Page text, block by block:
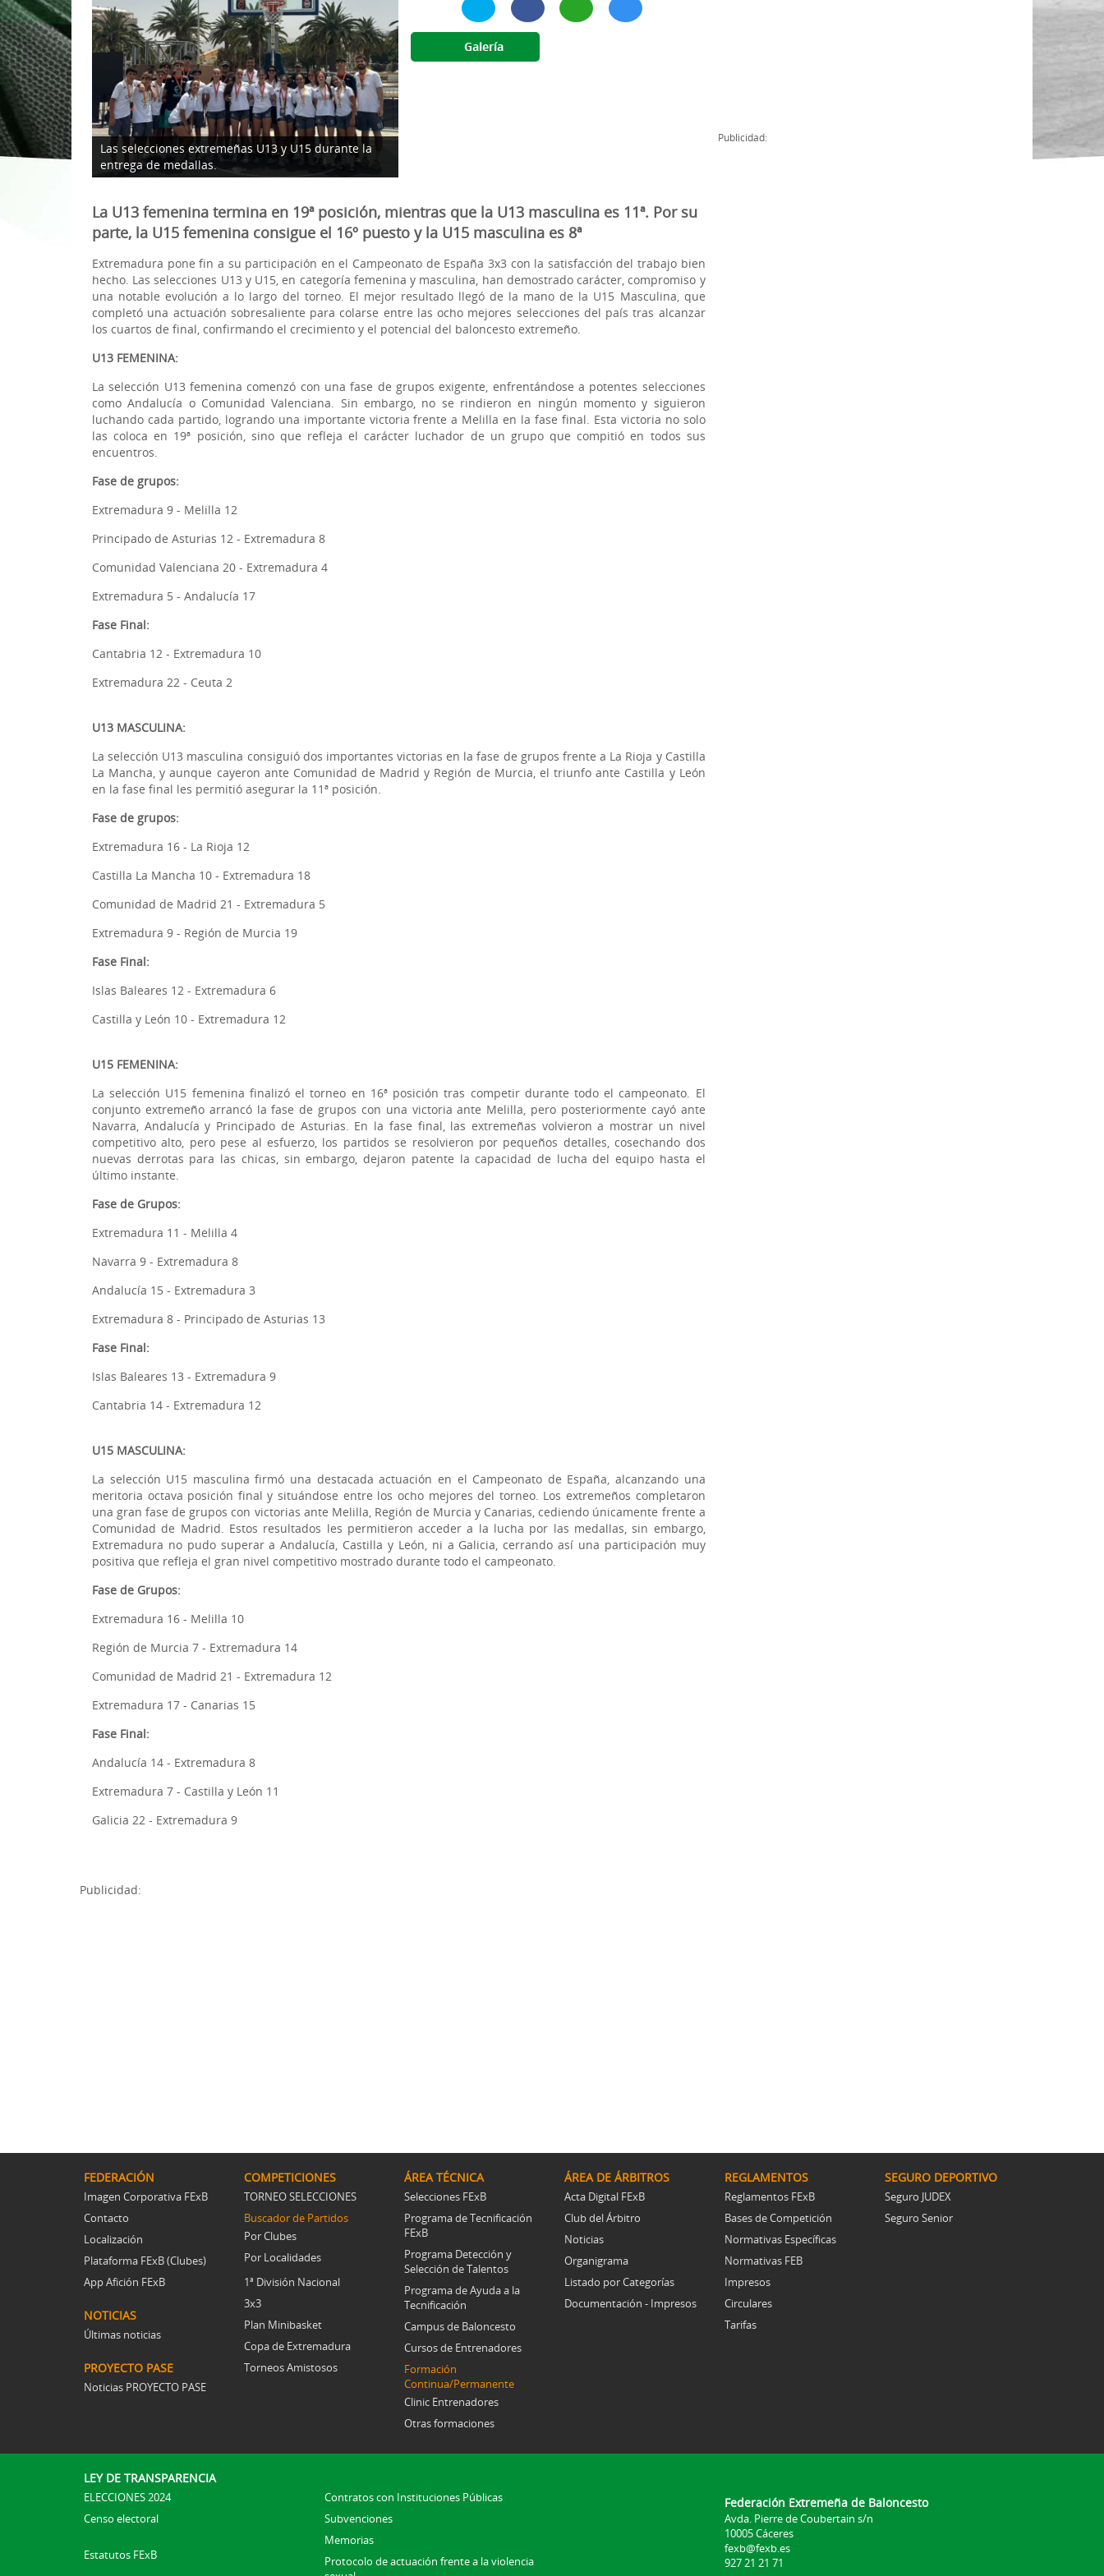
1ª División Nacional
3x3
Plan Minibasket
Copa de Extremadura
Torneos Amistosos
Formación Continua/Permanente
Clinic Entrenadores
Tarifas
Subvenciones
Las selecciones extremeñas U13 y U15 durante la
entrega de medallas.
Galería
La U13 femenina termina en 19ª posición, mientras que la U13 masculina es 11ª. Por su
parte, la U15 femenina consigue el 16º puesto y la U15 masculina es 8ª
Extremadura pone fin a su participación en el Campeonato de España 3x3 con la satisfacción del trabajo bien
hecho. Las selecciones U13 y U15, en categoría femenina y masculina, han demostrado carácter, compromiso y
una notable evolución a lo largo del torneo. El mejor resultado llegó de la mano de la U15 Masculina, que
completó una actuación sobresaliente para colarse entre las ocho mejores selecciones del país tras alcanzar
los cuartos de final, confirmando el crecimiento y el potencial del baloncesto extremeño.
U13 FEMENINA:
La selección U13 femenina comenzó con una fase de grupos exigente, enfrentándose a potentes selecciones
como Andalucía o Comunidad Valenciana. Sin embargo, no se rindieron en ningún momento y siguieron
luchando cada partido, logrando una importante victoria frente a Melilla en la fase final. Esta victoria no solo
las coloca en 19ª posición, sino que refleja el carácter luchador de un grupo que compitió en todos sus
encuentros.
Fase de grupos:
Extremadura 9 - Melilla 12
Principado de Asturias 12 - Extremadura 8
Comunidad Valenciana 20 - Extremadura 4
Extremadura 5 - Andalucía 17
Fase Final:
Cantabria 12 - Extremadura 10
Extremadura 22 - Ceuta 2
U13 MASCULINA:
La selección U13 masculina consiguió dos importantes victorias en la fase de grupos frente a La Rioja y Castilla
La Mancha, y aunque cayeron ante Comunidad de Madrid y Región de Murcia, el triunfo ante Castilla y León
en la fase final les permitió asegurar la 11ª posición.
Fase de grupos:
Extremadura 16 - La Rioja 12
Castilla La Mancha 10 - Extremadura 18
Comunidad de Madrid 21 - Extremadura 5
Extremadura 9 - Región de Murcia 19
Fase Final:
Islas Baleares 12 - Extremadura 6
Castilla y León 10 - Extremadura 12
U15 FEMENINA:
La selección U15 femenina finalizó el torneo en 16ª posición tras competir durante todo el campeonato. El
conjunto extremeño arrancó la fase de grupos con una victoria ante Melilla, pero posteriormente cayó ante
Navarra, Andalucía y Principado de Asturias. En la fase final, las extremeñas volvieron a mostrar un nivel
competitivo alto, pero pese al esfuerzo, los partidos se resolvieron por pequeños detalles, cosechando dos
nuevas derrotas para las chicas, sin embargo, dejaron patente la capacidad de lucha del equipo hasta el
último instante.
Fase de Grupos:
Extremadura 11 - Melilla 4
Navarra 9 - Extremadura 8
Andalucía 15 - Extremadura 3
Extremadura 8 - Principado de Asturias 13
Fase Final:
Islas Baleares 13 - Extremadura 9
Cantabria 14 - Extremadura 12
U15 MASCULINA:
La selección U15 masculina firmó una destacada actuación en el Campeonato de España, alcanzando una
meritoria octava posición final y situándose entre los ocho mejores del torneo. Los extremeños completaron
una gran fase de grupos con victorias ante Melilla, Región de Murcia y Canarias, cediendo únicamente frente a
Comunidad de Madrid. Estos resultados les permitieron acceder a la lucha por las medallas, sin embargo,
Extremadura no pudo superar a Andalucía, Castilla y León, ni a Galicia, cerrando así una participación muy
positiva que refleja el gran nivel competitivo mostrado durante todo el campeonato.
Fase de Grupos:
Extremadura 16 - Melilla 10
Región de Murcia 7 - Extremadura 14
Comunidad de Madrid 21 - Extremadura 12
Extremadura 17 - Canarias 15
Fase Final:
Andalucía 14 - Extremadura 8
Extremadura 7 - Castilla y León 11
Galicia 22 - Extremadura 9
Publicidad:
Publicidad:
FEDERACIÓN
Imagen Corporativa FExB
Contacto
Localización
Plataforma FExB (Clubes)
App Afición FExB
NOTICIAS
Últimas noticias
PROYECTO PASE
Noticias PROYECTO PASE
COMPETICIONES
TORNEO SELECCIONES
Buscador de Partidos
Por Clubes
Por Localidades
1ª División Nacional
3x3
Plan Minibasket
Copa de Extremadura
Torneos Amistosos
ÁREA TÉCNICA
Selecciones FExB
Programa de Tecnificación
FExB
Programa Detección y
Selección de Talentos
Programa de Ayuda a la
Tecnificación
Campus de Baloncesto
Cursos de Entrenadores
Formación
Continua/Permanente
Clinic Entrenadores
Otras formaciones
ÁREA DE ÁRBITROS
Acta Digital FExB
Club del Árbitro
Noticias
Organigrama
Listado por Categorías
Documentación - Impresos
REGLAMENTOS
Reglamentos FExB
Bases de Competición
Normativas Específicas
Normativas FEB
Impresos
Circulares
Tarifas
SEGURO DEPORTIVO
Seguro JUDEX
Seguro Senior
LEY DE TRANSPARENCIA
ELECCIONES 2024
Censo electoral
Estatutos FExB
Contratos con Instituciones Públicas
Subvenciones
Memorias
Protocolo de actuación frente a la violencia
Federación Extremeña de Baloncesto
Avda. Pierre de Coubertain s/n
10005 Cáceres
fexb@fexb.es
927 21 21 71